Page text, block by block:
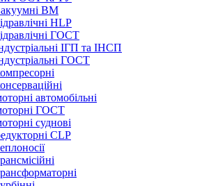
ВМ
HLP
ГОСТ
ІГП та ІНСП
ГОСТ
автомобільні
ГОСТ
суднові
CLP